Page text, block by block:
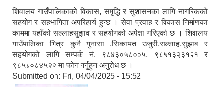
शिवालय गाउँपालिकाको विकास, समृद्धि र सुशासनका लागि नागरिकको
सहयोग र सहभागिता अपरिहार्य हुन्छ । सेवा प्रवाह र विकास निर्माणका
काममा यहाँको सल्लाहसुझाव र सहयोगको अपेक्षा गरिएको छ । शिवालय
गाउँपालिका भित्र कुनै गुनासा ,सिकायत उजुरी,सल्लाह,सुझाव र
सहयोगको लागि सम्पर्क नं. ९८४३०५८००५, ९८५१३२३१२१ र
९८५८०८४५२२ मा फोन गर्नुहुन अनुरोध छ ।
Submitted on: Fri, 04/04/2025 - 15:52